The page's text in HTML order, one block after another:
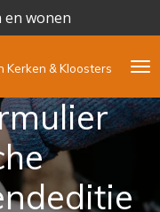
Kerken & Kloosters
en wonen